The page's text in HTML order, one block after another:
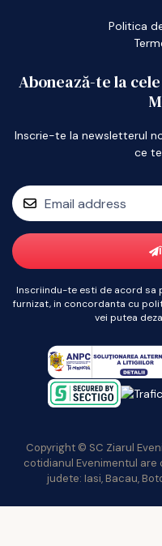
Politica
Abonează-te la
Inscrie-te la newsletterul
ce
Inscriindu-te esti de acord sa
furnizat, in concordanta cu
vei putea
Copyright © SC Ziarul
cotidianul Evenimentul
judete: Iasi, Bacau,